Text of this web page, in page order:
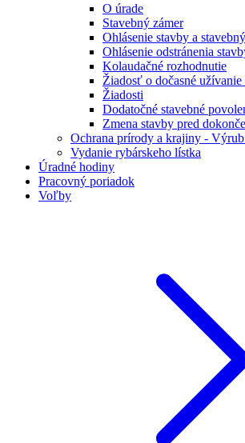
O úrade
Stavebný zámer
Ohlásenie stavby a
Ohlásenie odstránenia
Kolaudačné rozhodnutie
Žiadosť o dočasné užívanie
Žiadosti
Dodatočné stavebné
Zmena stavby pred
Ochrana prírody a krajiny -
Vydanie rybárskeho lístka
Úradné hodiny
Pracovný poriadok
Voľby